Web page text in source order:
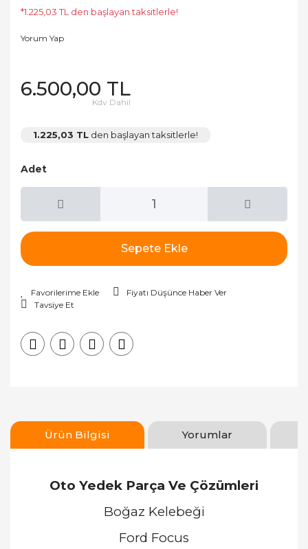
*1.225,03 TL den başlayan taksitlerle!
Yorum Yap
6.500,00 TL
Kdv Dahil
1.225,03 TL den başlayan taksitlerle!
Adet
Sepete Ekle
Fiyatı Düşünce Haber Ver
Tavsiye Et
Ürün Bilgisi Yorumlar
Oto Yedek Parça Ve Çözümleri
Boğaz Kelebeği
Ford Focus